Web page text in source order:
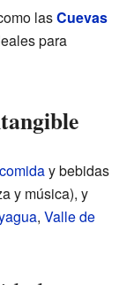
lasCuevas
para
comiday bebidas
y música), y
, Valle de